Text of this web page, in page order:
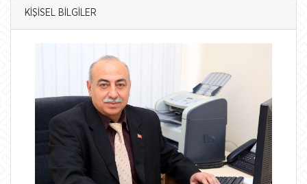
KİŞİSEL BİLGİLER